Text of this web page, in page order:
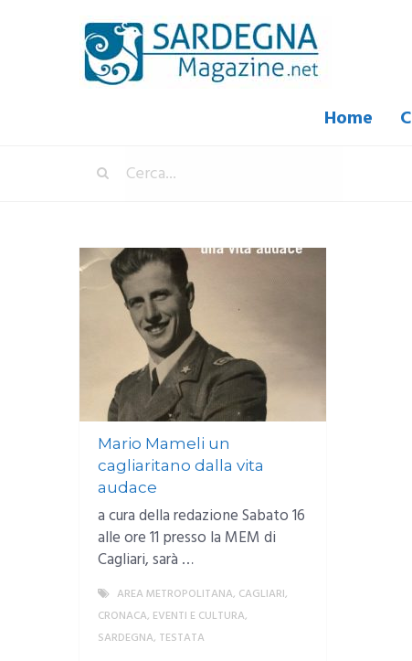
Home
Mario Mameli un
cagliaritano dalla vita
audace
a cura della redazione Sabato 16
alle ore 11 presso la MEM di
Cagliari, sarà …
AREA METROPOLITANA, CAGLIARI,
CRONACA, EVENTI E CULTURA,
SARDEGNA, TESTATA